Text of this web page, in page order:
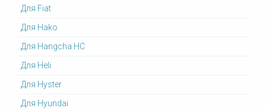
Для Fiat
Для Hako
Для Hangcha HC
Для Heli
Для Hyster
Для Hyundai